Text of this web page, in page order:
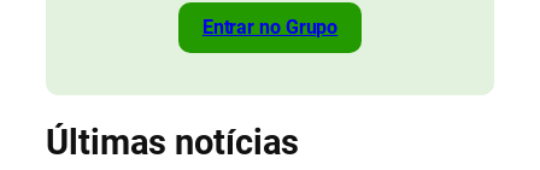
Entrar no Grupo
Últimas notícias